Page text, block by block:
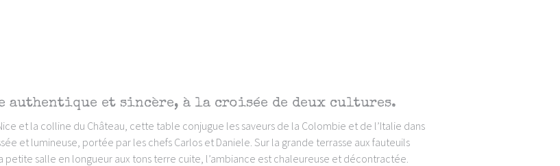
authentique et sincère, à la croisée de deux cultures.
et la colline du Château, cette table conjugue les saveurs de la Colombie et de l’Italie dans
et lumineuse, portée par les chefs Carlos et Daniele. Sur la grande terrasse aux fauteuils
petite salle en longueur aux tons terre cuite, l’ambiance est chaleureuse et décontractée.